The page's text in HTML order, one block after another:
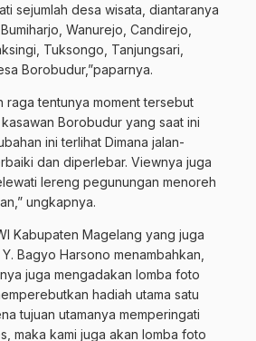
sejumlah desa wisata, diantaranya
Wanurejo, Candirejo,
Tuksongo, Tanjungsari,
Borobudur,”paparnya.
raga tentunya moment tersebut
Borobudur yang saat ini
ini terlihat Dimana jalan-
dan diperlebar. Viewnya juga
lereng pegunungan menoreh
ungkapnya.
Kabupaten Magelang yang juga
Bagyo Harsono menambahkan,
juga mengadakan lomba foto
hadiah utama satu
tujuan utamanya memperingati
maka kami juga akan lomba foto